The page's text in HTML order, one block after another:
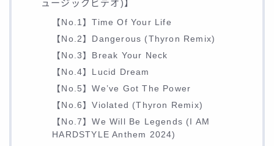
ュージックビデオ)】
【No.1】Time Of Your Life
【No.2】Dangerous (Thyron Remix)
【No.3】Break Your Neck
【No.4】Lucid Dream
【No.5】We’ve Got The Power
【No.6】Violated (Thyron Remix)
【No.7】We Will Be Legends (I AM
HARDSTYLE Anthem 2024)